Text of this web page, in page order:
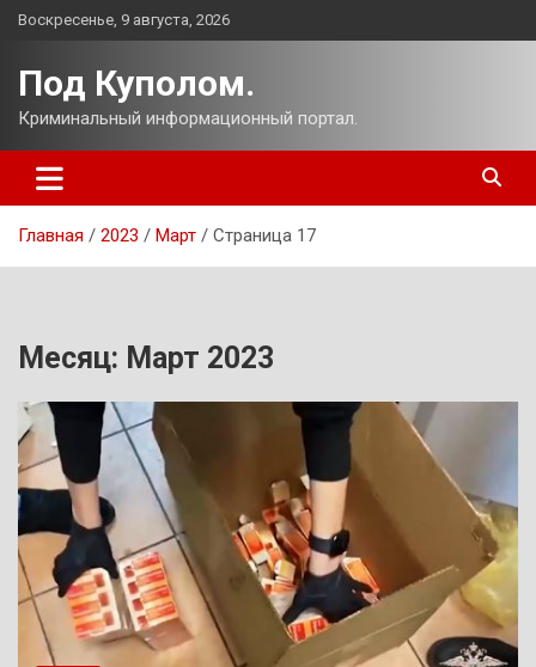
Перейти
Воскресенье, 9 августа, 2026
Под Куполом.
Криминальный информационный портал.
Главная 2023 Март Страница 17
Месяц: Март 2023